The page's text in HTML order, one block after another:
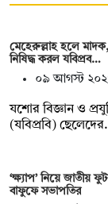
মেহেরুল্লাহ হলে
নিষিদ্ধ করল যবিপ্রব…
০৯ আগস্ট
যশোর বিজ্ঞান ও
(যবিপ্রবি)
‘ক্ষ্যাপ’ নিয়ে জাতীয়
বাফুফে সভাপতির